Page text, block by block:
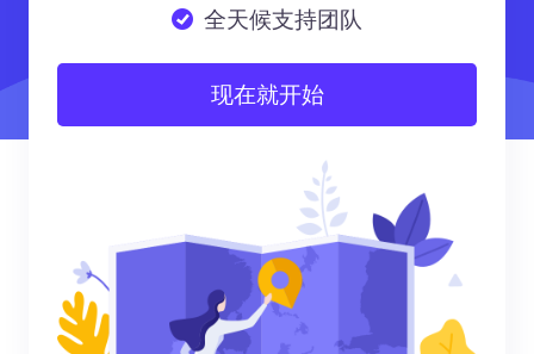
全天候支持团队
现在就开始